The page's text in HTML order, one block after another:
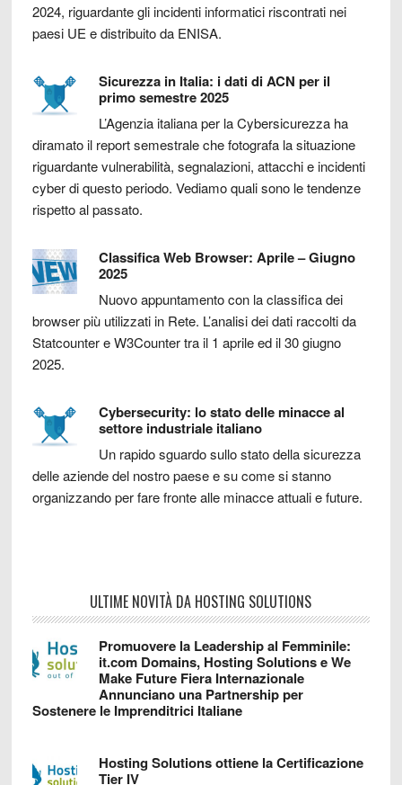
2024, riguardante gli incidenti informatici riscontrati nei
paesi UE e distribuito da ENISA.
Sicurezza in Italia: i dati di ACN per il
primo semestre 2025
L’Agenzia italiana per la Cybersicurezza ha
diramato il report semestrale che fotografa la situazione
riguardante vulnerabilità, segnalazioni, attacchi e incidenti
cyber di questo periodo. Vediamo quali sono le tendenze
rispetto al passato.
Classifica Web Browser: Aprile – Giugno
2025
Nuovo appuntamento con la classifica dei
browser più utilizzati in Rete. L’analisi dei dati raccolti da
Statcounter e W3Counter tra il 1 aprile ed il 30 giugno
2025.
Cybersecurity: lo stato delle minacce al
settore industriale italiano
Un rapido sguardo sullo stato della sicurezza
delle aziende del nostro paese e su come si stanno
organizzando per fare fronte alle minacce attuali e future.
ULTIME NOVITÀ DA HOSTING SOLUTIONS
Promuovere la Leadership al Femminile:
it.com Domains, Hosting Solutions e We
Make Future Fiera Internazionale
Annunciano una Partnership per
Sostenere le Imprenditrici Italiane
Hosting Solutions ottiene la Certificazione
Tier IV